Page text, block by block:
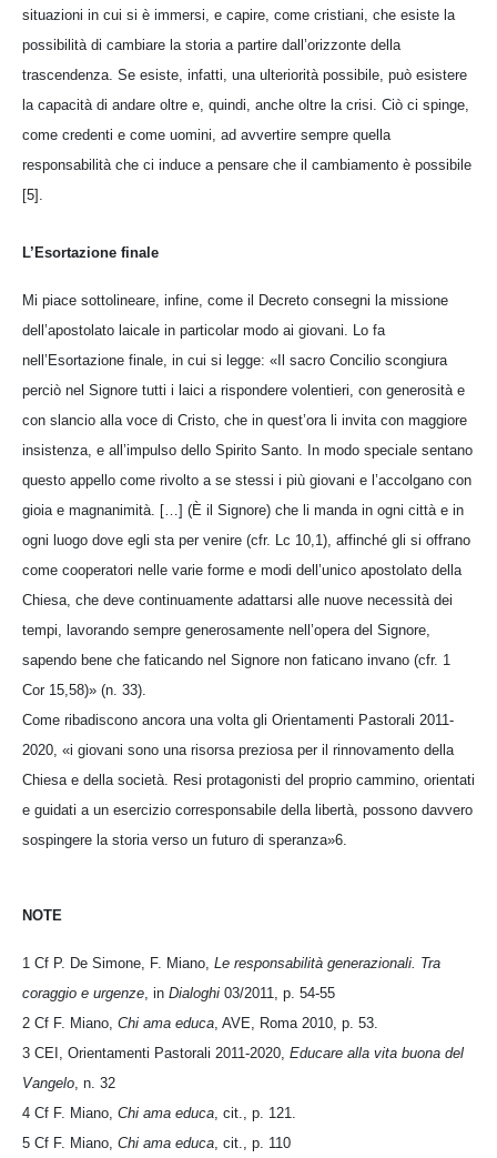
situazioni in cui si è immersi, e capire, come cristiani, che esiste la
possibilità di cambiare la storia a partire dall’orizzonte della
trascendenza. Se esiste, infatti, una ulteriorità possibile, può esistere
la capacità di andare oltre e, quindi, anche oltre la crisi. Ciò ci spinge,
come credenti e come uomini, ad avvertire sempre quella
responsabilità che ci induce a pensare che il cambiamento è possibile
[5].
L’Esortazione finale
Mi piace sottolineare, infine, come il Decreto consegni la missione
dell’apostolato laicale in particolar modo ai giovani. Lo fa
nell’Esortazione finale, in cui si legge: «Il sacro Concilio scongiura
perciò nel Signore tutti i laici a rispondere volentieri, con generosità e
con slancio alla voce di Cristo, che in quest’ora li invita con maggiore
insistenza, e all’impulso dello Spirito Santo. In modo speciale sentano
questo appello come rivolto a se stessi i più giovani e l’accolgano con
gioia e magnanimità. […] (È il Signore) che li manda in ogni città e in
ogni luogo dove egli sta per venire (cfr. Lc 10,1), affinché gli si offrano
come cooperatori nelle varie forme e modi dell’unico apostolato della
Chiesa, che deve continuamente adattarsi alle nuove necessità dei
tempi, lavorando sempre generosamente nell’opera del Signore,
sapendo bene che faticando nel Signore non faticano invano (cfr. 1
Cor 15,58)» (n. 33).
Come ribadiscono ancora una volta gli Orientamenti Pastorali 2011-
2020, «i giovani sono una risorsa preziosa per il rinnovamento della
Chiesa e della società. Resi protagonisti del proprio cammino, orientati
e guidati a un esercizio corresponsabile della libertà, possono davvero
sospingere la storia verso un futuro di speranza»6.
NOTE
1 Cf P. De Simone, F. Miano, Le responsabilità generazionali. Tra
coraggio e urgenze , in Dialoghi 03/2011, p. 54-55
2 Cf F. Miano, Chi ama educa , AVE, Roma 2010, p. 53.
3 CEI, Orientamenti Pastorali 2011-2020, Educare alla vita buona del
Vangelo , n. 32
4 Cf F. Miano, Chi ama educa , cit., p. 121.
5 Cf F. Miano, Chi ama educa , cit., p. 110